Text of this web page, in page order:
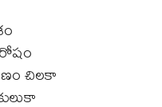
చిలకా